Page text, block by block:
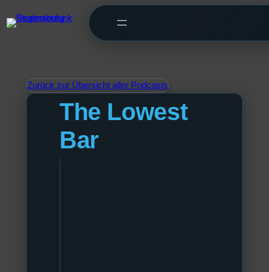
Zurück zur Übersicht aller Podcasts
The Lowest
Bar